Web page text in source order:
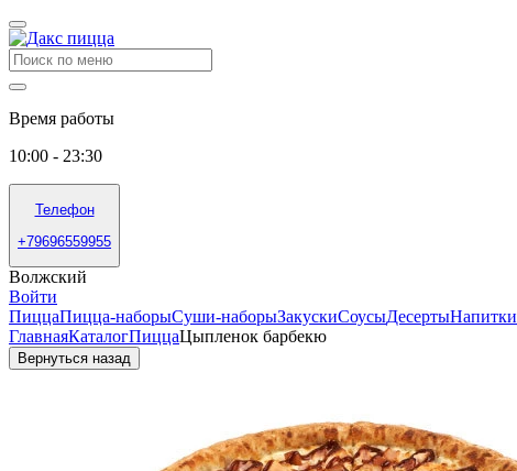
Время работы
10:00 - 23:30
Телефон
+79696559955
Волжский
Войти
ПиццаПицца-наборыСуши-наборыЗакускиСоусыДесертыНапитки
ГлавнаяКаталогПиццаЦыпленок барбекю
Вернуться назад